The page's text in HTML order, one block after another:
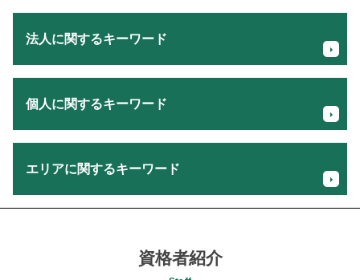
法人に関するキーワード
経営者 相続税対策 相続診断
役員 死亡 退職金
税務署 税理士 相談
個人に関するキーワード
相続税 申告期限 計算
個人事業主 所得税 控除
確定申告 しないとどうなる
エリアに関するキーワード
相続税対策 税理士 相談 日野市
所得税確定申告 税理士 相談 八王子市
資格者紹介